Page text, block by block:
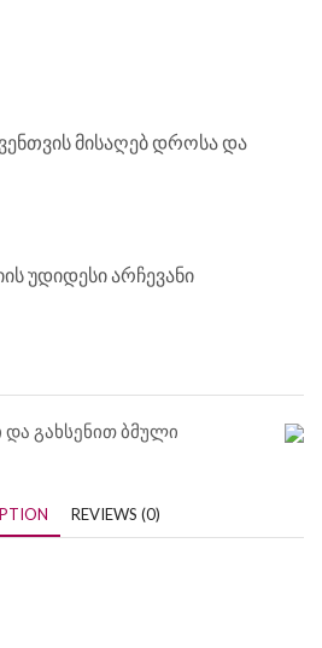
მისაღებ დროსა და
უდიდესი არჩევანი
გახსენით ბმული
REVIEWS (0)